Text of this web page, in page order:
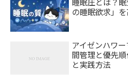
の睡眠欲求」
アイゼンハワ
間管理と優先
と実践方法